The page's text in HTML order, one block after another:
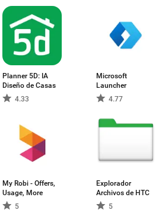
Planner 5D: IA
Diseño de Casas
4.33
Microsoft
Launcher
4.77
My Robi - Offers,
Usage, More
5
Explorador
Archivos de HTC
5